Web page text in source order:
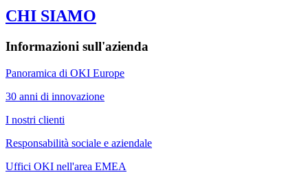
CHI SIAMO
Informazioni sull'azienda
Panoramica di OKI Europe
30 anni di innovazione
I nostri clienti
Responsabilità sociale e aziendale
Uffici OKI nell'area EMEA